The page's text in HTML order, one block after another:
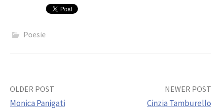
Poesie
Post
OLDER POST
Monica Panigati
NEWER POST
Cinzia Tamburello